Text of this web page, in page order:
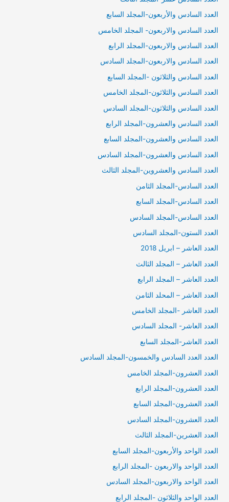
العدد السادس والأربعون-المجلد السابع
العدد السادس والاربعون- المجلد الخامس
العدد السادس والاربعون-المجلد الرابع
العدد السادس والاربعون-المجلد السادس
العدد السادس والثلاثون -المجلد السابع
العدد السادس والثلاثون-المجلد الخامس
العدد السادس والثلاثون-المجلد السادس
العدد السادس والعشرون-المجلد الرابع
العدد السادس والعشرون-المجلد السابع
العدد السادس والعشرون-المجلد السادس
العدد السادس والعشروين-المجلد الثالث
العدد السادس-المجلد الثامن
العدد السادس-المجلد السابع
العدد السادس-المجلد السادس
العدد الستون-المجلد السادس
العدد العاشر – ابريل 2018
العدد العاشر – المجلد الثالث
العدد العاشر – المجلد الرابع
العدد العاشر – المحلد الثامن
العدد العاشر -المجلد الخامس
العدد العاشر- المجلد السادس
العدد العاشر-المجلد السابع
العدد العدد السادس والخمسون-المجلد السادس
العدد العشرون-المجلد الخامس
العدد العشرون-المجلد الرابع
العدد العشرون-المجلد السابع
العدد العشرون-المجلد السادس
العدد العشرين-المجلد الثالث
العدد الواحد والأربعون-المجلد السابع
العدد الواحد والاربعون -المجلد الرابع
العدد الواحد والاربعون-المجلد السادس
العدد الواحد والثلاثون -المجلد الرابع